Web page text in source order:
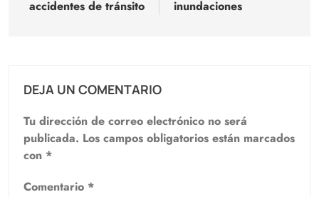
accidentes de tránsito
inundaciones
DEJA UN COMENTARIO
Tu dirección de correo electrónico no será
publicada. Los campos obligatorios están marcados
con *
Comentario *